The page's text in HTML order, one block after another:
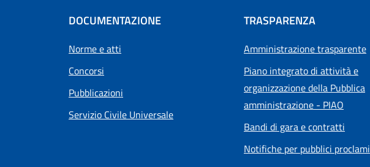
DOCUMENTAZIONE
Norme e atti
Concorsi
Pubblicazioni
Servizio Civile Universale
TRASPARENZA
Amministrazione trasparente
Piano integrato di attività e
organizzazione della Pubblica
amministrazione - PIAO
Bandi di gara e contratti
Notifiche per pubblici proclami